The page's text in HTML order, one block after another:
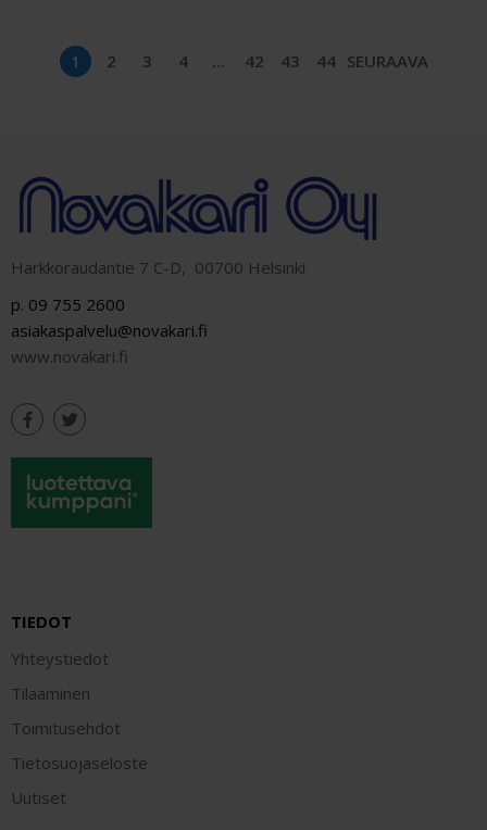
1 2 3 4 … 42 43 44 SEURAAVA
Harkkoraudantie 7 C-D, 00700 Helsinki
p. 09 755 2600
asiakaspalvelu@novakari.fi
www.novakari.fi
TIEDOT
Yhteystiedot
Tilaaminen
Toimitusehdot
Tietosuojaseloste
Uutiset